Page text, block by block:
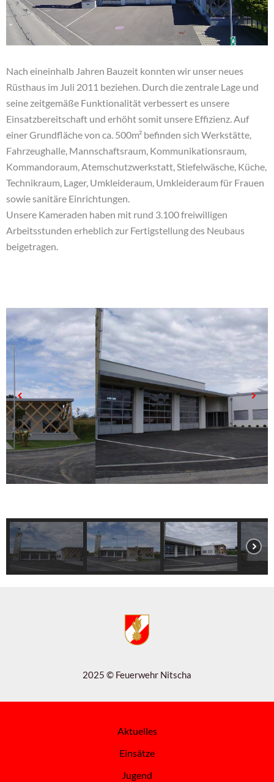
Nach eineinhalb Jahren Bauzeit konnten wir unser neues
Rüsthaus im Juli 2011 beziehen. Durch die zentrale Lage und
seine zeitgemäße Funktionalität verbessert es unsere
Einsatzbereitschaft und erhöht somit unsere Effizienz. Auf
einer Grundfläche von ca. 500m² befinden sich Werkstätte,
Fahrzeughalle, Mannschaftsraum, Kommunikationsraum,
Kommandoraum, Atemschutzwerkstatt, Stiefelwäsche, Küche,
Technikraum, Lager, Umkleideraum, Umkleideraum für Frauen
sowie sanitäre Einrichtungen.
Unsere Kameraden haben mit rund 3.100 freiwilligen
Arbeitsstunden erheblich zur Fertigstellung des Neubaus
beigetragen.
2025 © Feuerwehr Nitscha
Aktuelles
Einsätze
Jugend